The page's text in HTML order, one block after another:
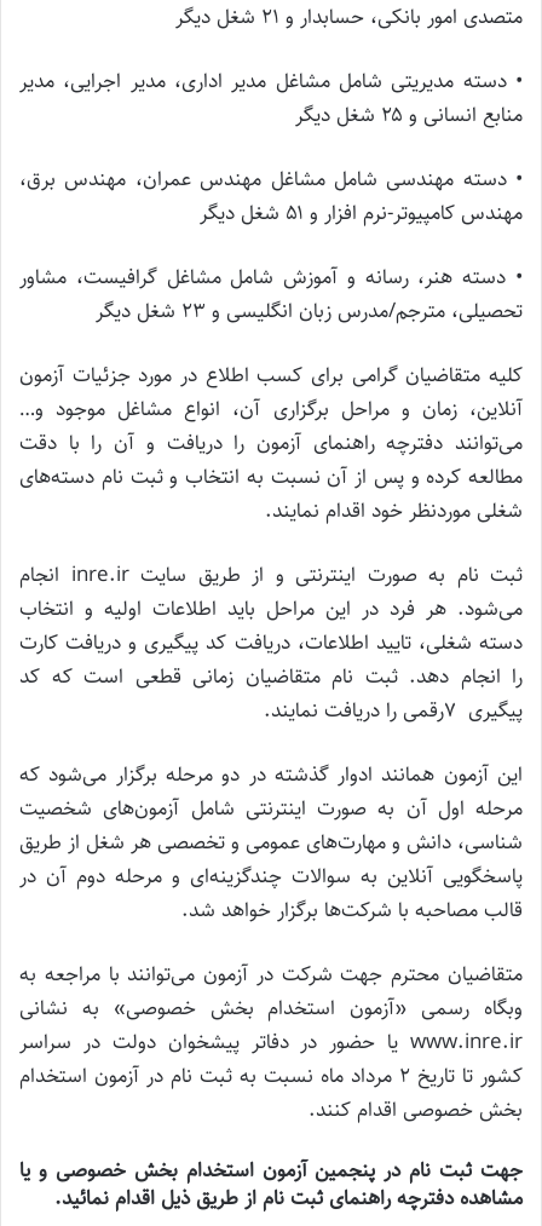
متصدی امور بانکی، حسابدار و ۲۱ شغل دیگر
• دسته مدیریتی شامل مشاغل مدیر اداری، مدیر اجرایی، مدیر
منابع انسانی و ۲۵ شغل دیگر
• دسته مهندسی شامل مشاغل مهندس عمران، مهندس برق،
مهندس کامپیوتر-نرم افزار و ۵۱ شغل دیگر
• دسته هنر، رسانه و آموزش شامل مشاغل گرافیست، مشاور
تحصیلی، مترجم/مدرس زبان انگلیسی و ۲۳ شغل دیگر
کلیه متقاضیان گرامی برای کسب اطلاع در مورد جزئیات آزمون
آنلاین، زمان و مراحل برگزاری آن، انواع مشاغل موجود و…
می‌توانند دفترچه راهنمای آزمون را دریافت و آن را با دقت
مطالعه کرده و پس از آن نسبت به انتخاب و ثبت‌ نام دسته‌های
شغلی موردنظر خود اقدام نمایند.
ثبت نام به صورت اینترنتی و از طریق سایت inre.ir انجام
می‌شود. هر فرد در این مراحل باید اطلاعات اولیه و انتخاب
دسته شغلی، تایید اطلاعات، دریافت کد پیگیری و دریافت کارت
را انجام دهد. ثبت نام متقاضیان زمانی قطعی است که کد
پیگیری ۷رقمی را دریافت نمایند.
این آزمون همانند ادوار گذشته در دو مرحله برگزار می‌شود که
مرحله اول آن به صورت اینترنتی شامل آزمون‌های شخصیت
شناسی، دانش و مهارت‌‌های عمومی و تخصصی هر شغل از طریق
پاسخگویی آنلاین به سوالات چندگزینه‌ای و مرحله دوم آن در
قالب مصاحبه با شرکت‌ها برگزار خواهد شد.
متقاضیان محترم جهت شرکت در آزمون می‌توانند با مراجعه به
وبگاه رسمی «آزمون استخدام بخش خصوصی» به نشانی
www.inre.ir یا حضور در دفاتر پیشخوان دولت در سراسر
کشور تا تاریخ ۲ مرداد ماه نسبت به ثبت ‌نام در آزمون استخدام
بخش خصوصی اقدام کنند.
جهت ثبت‌ نام در پنجمین آزمون استخدام بخش خصوصی و یا
مشاهده دفترچه راهنمای ثبت نام از طریق ذیل اقدام نمائید.